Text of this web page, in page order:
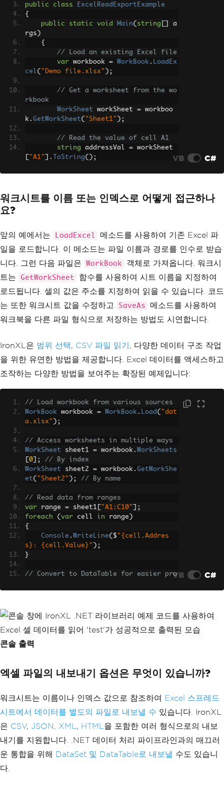
public class
ExcelReadExportExample
{
public
static void Main( string
a
rgs )
{
// Load an existing Excel file
var workbook = WorkBook . LoadEx
cel( "Demo file.xlsx" );
// Get a worksheet from the wo
rkbook
WorkSheet workSheet = workboo
k . GetWorkSheet( "Sheet1" );
// Read the value of cell A1
string addressVal = workSheet
"A1" ]. ToString();
        workSheet
[ "A2"]. Value =
"tes
t"
le formats
x");
// Or save as XLS
// Or save the specific worksh
eet as an XLS file
(
"export.xls");
}
VB C#
워크시트를 이름 또는 인덱스로 어떻게 접근하나
요?
앞의 예에서는 LoadExcel
메소드를 사용하여 기존 Excel 파
일을 로드합니다. 이 메소드는 파일 이름과 경로를 인수로 받습
니다. 그런 다음 파일은
WorkBook
객체로 가져옵니다. 워크시
트는
GetWorkSheet
함수를 사용하여 시트 이름을 지정하여
로드됩니다. 셀의 값은 주소를 지정하여 읽을 수 있습니다. 코드
는 또한 워크시트 값을 수정하고
SaveAs
메소드를 사용하여
워크북을 다른 파일 형식으로 저장하는 방법도 시연합니다.
IronXL은 범위 선택, CSV 파일 읽기 , 다양한 데이터 구조 작업
을 위한 유연한 방법을 제공합니다. Excel 데이터를 액세스하고
조작하는 다양한 방법을 보여주는 확장된 예제입니다:
// Load workbook from various sources
WorkBook workbook = WorkBook . Load ( "dat
a.xlsx" );
// Access worksheets in multiple ways
WorkSheet sheet1 = workbook . WorkSheets
0 ];
// By index
WorkSheet sheet2 = workbook . GetWorkShe
et( "Sheet2" ); // By name
// Read data from ranges
var range = sheet1 "A1:C10"
];
foreach
( var cell in range )
{
Console . WriteLine( $ "{cell.Addres
s}: {cell.Value}" );
}
// Convert to DataTable for easier pro
// Export to various formats
workbook .SaveAs ( "output.csv");
// CSV
format
workbook
workbook. SaveAsXml ("output.xml" );
// X
ML format
VB C#
콘솔 출력
엑셀 파일의 내보내기 옵션은 무엇이 있습니까?
워크시트는 이름이나 인덱스 값으로 참조하여 Excel 스프레드
시트에서 데이터를 별도의 파일로 내보낼 수 있습니다. IronXL
은 CSV, JSON, XML , HTML 을 포함한 여러 형식으로의 내보
내기를 지원합니다. .NET 데이터 처리 파이프라인과의 매끄러
운 통합을 위해 DataSet 및 DataTable로 내보낼 수도 있습니
다.